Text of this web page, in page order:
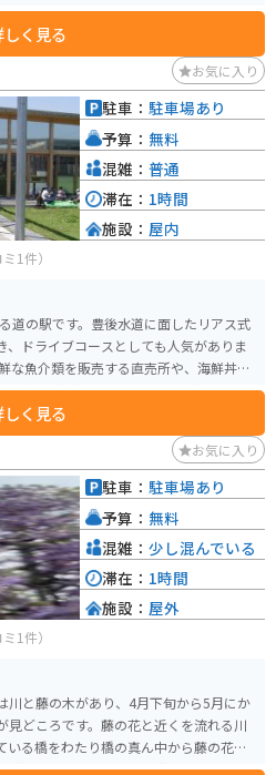
おすすめです。レストランでは、地元の
むことができます。また、展望台から
晴れた日には四国まで見渡せることもあ
海岸が続く美しい海岸線が続くため、
です。道の駅 やよいで休憩がてら、地元
しょうか。
しく見る
お気に入り
ミ1件）
道の駅です。豊後水道に面したリアス式
ドライブコースとしても人気がありま
料理を提供するレストランがあります。
特産の柑橘類も販売されています。 バ
には、バイク専用の駐車スペースがあり
式海岸を走る風光明媚なツーリングコ
際は、ぜひ立ち寄ってみてください。
しく見る
駐車： 駐車場あり
予算： 無料
混雑： 普通
滞在： 1時間
施設： 屋内
お気に入り
ミ1件）
川と藤の木があり、4月下旬から5月にか
見どころです。藤の花と近くを流れる川
る橋をわたり橋の真ん中から藤の花を
絨毯の上にいるような感覚になります。
駐車： 駐車場あり
予算： 無料
混雑： 少し混んでいる
滞在： 1時間
施設： 屋外